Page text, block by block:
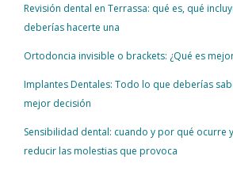
Revisión dental en Terrassa: qué es, qué
deberías hacerte una
Ortodoncia invisible o brackets: ¿Qué es
Implantes Dentales: Todo lo que deberías
mejor decisión
Sensibilidad dental: cuando y por qué ocurre
reducir las molestias que provoca